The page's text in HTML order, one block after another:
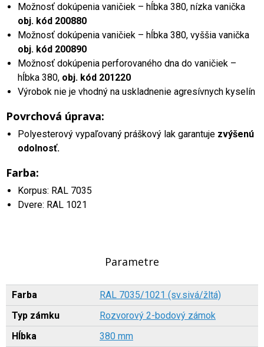
Možnosť dokúpenia vaničiek – hĺbka 380, nízka vanička
obj. kód 200880
Možnosť dokúpenia vaničiek – hĺbka 380, vyššia vanička
obj. kód 200890
Možnosť dokúpenia perforovaného dna do vaničiek –
hĺbka 380, obj. kód 201220
Výrobok nie je vhodný na uskladnenie agresívnych kyselín
Povrchová úprava:
Polyesterový vypaľovaný práškový lak garantuje zvýšenú
odolnosť.
Farba:
Korpus: RAL 7035
Dvere: RAL 1021
Parametre
Farba
RAL 7035/1021 (sv.sivá/žltá)
Typ zámku
Rozvorový 2-bodový zámok
Hĺbka
380 mm